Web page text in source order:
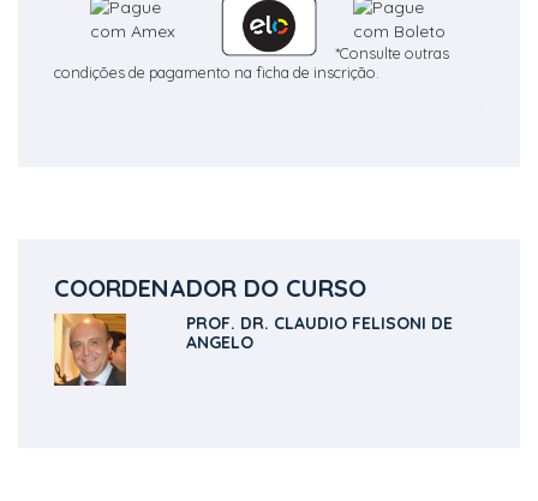
*Consulte outras
condições de pagamento na ficha de inscrição.
COORDENADOR DO CURSO
PROF. DR. CLAUDIO FELISONI DE
ANGELO